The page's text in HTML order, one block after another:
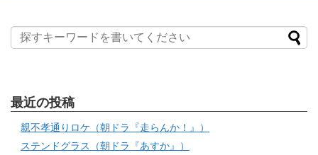
最近の投稿
親不孝通りロケ（朝ドラ『走らんか！』）
ステンドグラス（朝ドラ『あすか』）